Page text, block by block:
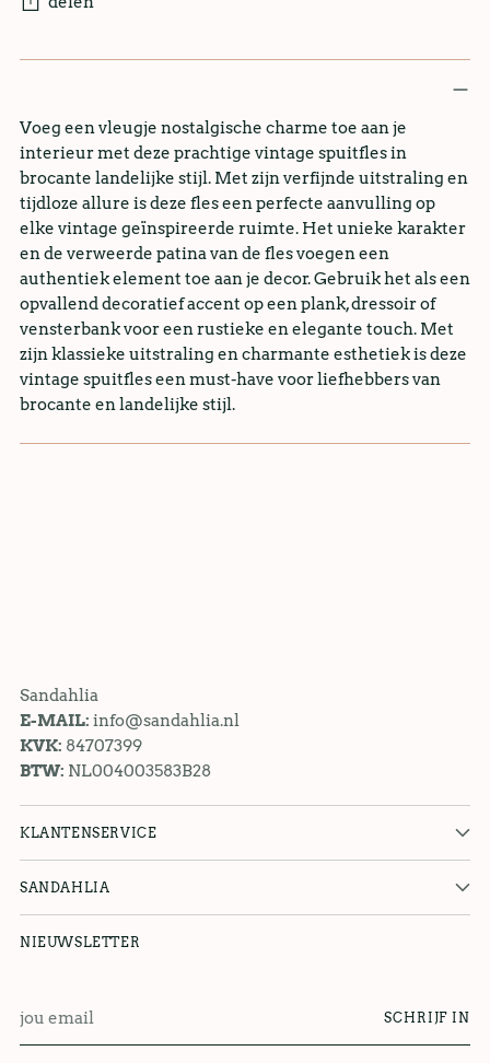
Voeg een vleugje nostalgische charme toe aan je
interieur met deze prachtige vintage spuitfles in
brocante landelijke stijl. Met zijn verfijnde uitstraling en
tijdloze allure is deze fles een perfecte aanvulling op
elke vintage geïnspireerde ruimte. Het unieke karakter
en de verweerde patina van de fles voegen een
authentiek element toe aan je decor. Gebruik het als een
opvallend decoratief accent op een plank, dressoir of
vensterbank voor een rustieke en elegante touch. Met
zijn klassieke uitstraling en charmante esthetiek is deze
vintage spuitfles een must-have voor liefhebbers van
brocante en landelijke stijl.
Sandahlia
E-MAIL: info@sandahlia.nl
KVK: 84707399
BTW: NL004003583B28
KLANTENSERVICE
SANDAHLIA
NIEUWSLETTER
email
SCHRIJF IN